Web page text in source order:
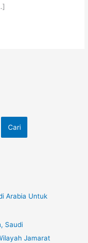
Cari
Arabia Untuk
Saudi
Jamarat